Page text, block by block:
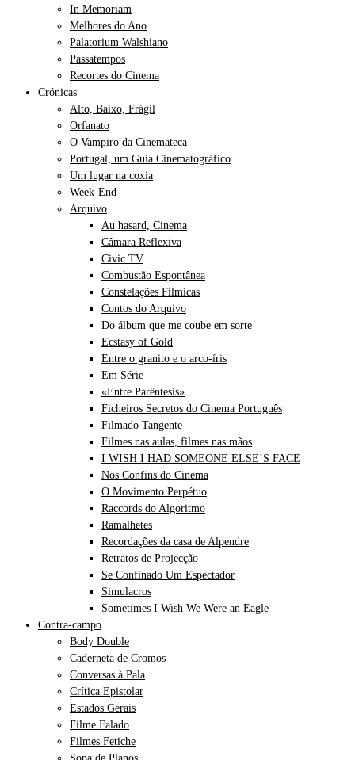
In Memoriam
Melhores do Ano
Palatorium Walshiano
Passatempos
Recortes do Cinema
Crónicas
Alto, Baixo, Frágil
Orfanato
O Vampiro da Cinemateca
Portugal, um Guia Cinematográfico
Um lugar na coxia
Week-End
Arquivo
Au hasard, Cinema
Câmara Reflexiva
Civic TV
Combustão Espontânea
Constelações Fílmicas
Contos do Arquivo
Do álbum que me coube em sorte
Ecstasy of Gold
Entre o granito e o arco-íris
Em Série
«Entre Parêntesis»
Ficheiros Secretos do Cinema Português
Filmado Tangente
Filmes nas aulas, filmes nas mãos
I WISH I HAD SOMEONE ELSE’S FACE
Nos Confins do Cinema
O Movimento Perpétuo
Raccords do Algoritmo
Ramalhetes
Recordações da casa de Alpendre
Retratos de Projecção
Se Confinado Um Espectador
Simulacros
Sometimes I Wish We Were an Eagle
Contra-campo
Body Double
Caderneta de Cromos
Conversas à Pala
Crítica Epistolar
Estados Gerais
Filme Falado
Filmes Fetiche